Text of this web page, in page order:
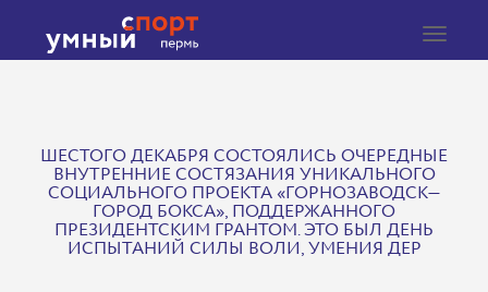
Toggle
ШЕСТОГО ДЕКАБРЯ СОСТОЯЛИСЬ ОЧЕРЕДНЫЕ
ВНУТРЕННИЕ СОСТЯЗАНИЯ УНИКАЛЬНОГО
СОЦИАЛЬНОГО ПРОЕКТА «ГОРНОЗАВОДСК—
ГОРОД БОКСА», ПОДДЕРЖАННОГО
ПРЕЗИДЕНТСКИМ ГРАНТОМ. ЭТО БЫЛ ДЕНЬ
ИСПЫТАНИЙ СИЛЫ ВОЛИ, УМЕНИЯ ДЕР